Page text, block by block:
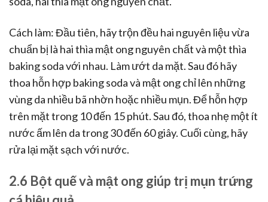
Cách làm: Đầu tiên, hãy trộn đều hai nguyên liệu vừa
chuẩn bị là hai thìa mật ong nguyên chất và một thìa
baking soda với nhau. Làm ướt da mặt. Sau đó hãy
thoa hỗn hợp baking soda và mật ong chỉ lên những
vùng da nhiều bã nhờn hoặc nhiều mụn. Để hỗn hợp
trên mặt trong 10 đến 15 phút. Sau đó, thoa nhẹ một ít
nước ấm lên da trong 30 đến 60 giây. Cuối cùng, hãy
rửa lại mặt sạch với nước.
2.6 Bột quế và mật ong giúp trị mụn trứng